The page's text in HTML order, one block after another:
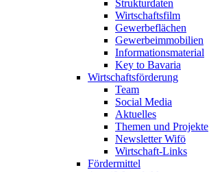
Strukturdaten
Wirtschaftsfilm
Gewerbeflächen
Gewerbeimmobilien
Informationsmaterial
Key to Bavaria
Wirtschaftsförderung
Team
Social Media
Aktuelles
Themen und Projekte
Newsletter Wifö
Wirtschaft-Links
Fördermittel